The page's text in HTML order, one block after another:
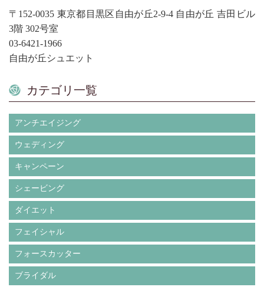
〒152-0035 東京都目黒区自由が丘2-9-4 自由が丘 吉田ビル
3階 302号室
03-6421-1966
自由が丘シュエット
カテゴリ一覧
アンチエイジング
ウェディング
キャンペーン
シェービング
ダイエット
フェイシャル
フォースカッター
ブライダル